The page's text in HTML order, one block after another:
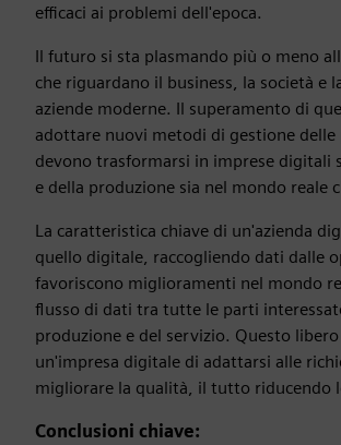
efficaci ai problemi dell'epoca.
Il futuro si sta plasmando più o meno
che riguardano il business, la società e
aziende moderne. Il superamento di
adottare nuovi metodi di gestione
devono trasformarsi in imprese
e della produzione sia nel mondo reale
La caratteristica chiave di un'azienda
quello digitale, raccogliendo dati dalle
favoriscono miglioramenti nel mondo
flusso di dati tra tutte le parti
produzione e del servizio. Questo
un'impresa digitale di adattarsi alle
migliorare la qualità, il tutto riducendo
Conclusioni chiave: